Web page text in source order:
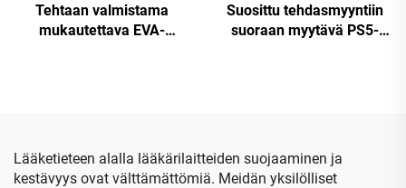
Tehtaan valmistama
mukautettava EVA-
Suosittu tehdasmyyntiin
suoraan myytävä PS5-
Lääketieteen alalla lääkärilaitteiden suojaaminen ja
kestävyys ovat välttämättömiä. Meidän yksilölliset